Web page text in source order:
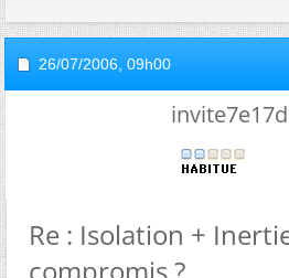
26/07/2006, 09h00
Re : Isolation +